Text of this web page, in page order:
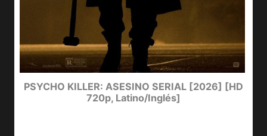
PSYCHO KILLER: ASESINO SERIAL [2026] [HD
720p, Latino/Inglés]